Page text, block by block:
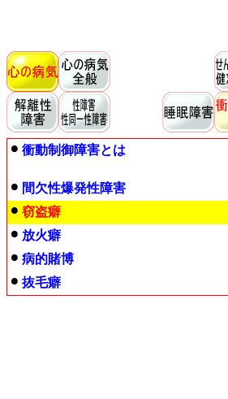
衝動制御障害とは
間欠性爆発性障害
窃盗癖
放火癖
病的賭博
抜毛癖